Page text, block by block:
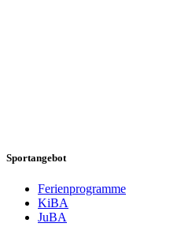
Sportangebot
Ferienprogramme
KiBA
JuBA